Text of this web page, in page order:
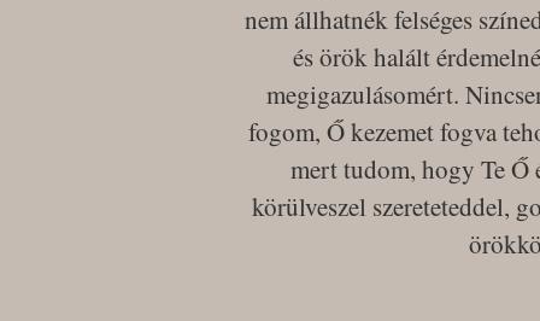
nem állhatnék felséges
és örök halált
megigazulásomért.
fogom, Ő kezemet fogva
mert tudom, hogy Te Ő
körülveszel szereteteddel,